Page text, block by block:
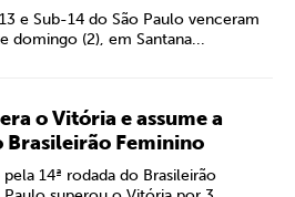
e Sub-14 do São Paulo venceram
domingo (2), em Santana...
o Vitória e assume a
Brasileirão Feminino
14ª rodada do Brasileirão